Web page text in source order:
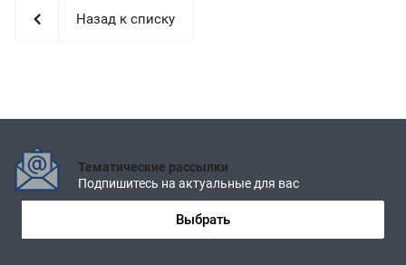
Назад к списку
Тематические рассылки
Подпишитесь на актуальные для вас
Выбрать